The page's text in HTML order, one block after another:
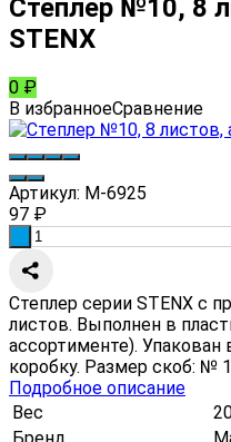
Степлер №10, 8
STENX
0 ₽
В избранноеСравнение
Артикул: M-6925
97 ₽
Степлер серии STENX с
листов. Выполнен в
ассортименте).
коробку. Размер скоб: №
Подробное описание
Вес